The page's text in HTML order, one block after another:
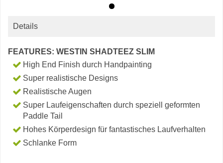
Details
FEATURES: WESTIN SHADTEEZ SLIM
High End Finish durch Handpainting
Super realistische Designs
Realistische Augen
Super Laufeigenschaften durch speziell geformten
Paddle Tail
Hohes Körperdesign für fantastisches Laufverhalten
Schlanke Form